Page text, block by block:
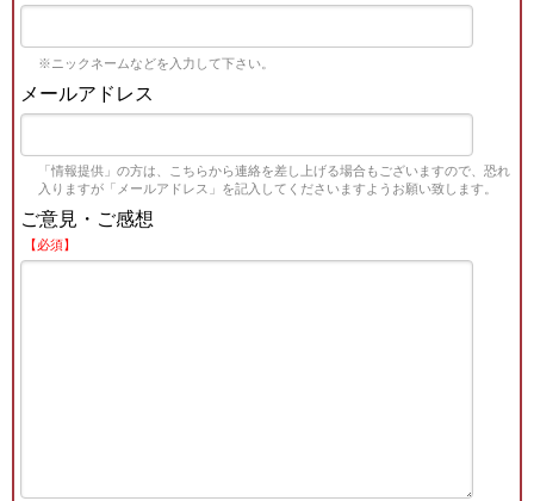
※ニックネームなどを入力して下さい。
メールアドレス
「情報提供」の方は、こちらから連絡を差し上げる場合もございますので、恐れ
入りますが「メールアドレス」を記入してくださいますようお願い致します。
ご意見・ご感想
【必須】